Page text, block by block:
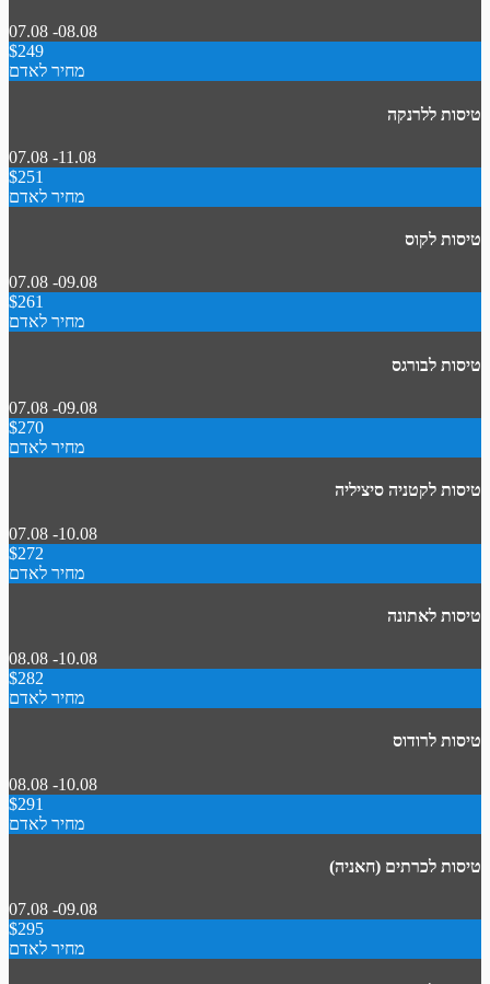
07.08 -08.08
$249
מחיר לאדם
טיסות ללרנקה
07.08 -11.08
$251
מחיר לאדם
טיסות לקוס
07.08 -09.08
$261
מחיר לאדם
טיסות לבורגס
07.08 -09.08
$270
מחיר לאדם
טיסות לקטניה סיציליה
07.08 -10.08
$272
מחיר לאדם
טיסות לאתונה
08.08 -10.08
$282
מחיר לאדם
טיסות לרודוס
08.08 -10.08
$291
מחיר לאדם
טיסות לכרתים (חאניה)
07.08 -09.08
$295
מחיר לאדם